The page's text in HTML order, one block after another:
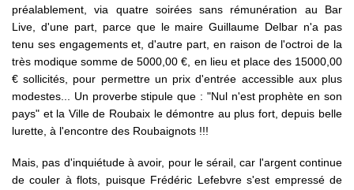
préalablement, via quatre soirées sans rémunération au Bar
Live, d'une part, parce que le maire Guillaume Delbar n'a pas
tenu ses engagements et, d'autre part, en raison de l'octroi de la
très modique somme de 5000,00 €, en lieu et place des 15000,00
€ sollicités, pour permettre un prix d'entrée accessible aux plus
modestes... Un proverbe stipule que : "Nul n'est prophète en son
pays" et la Ville de Roubaix le démontre au plus fort, depuis belle
lurette, à l'encontre des Roubaignots !!!
Mais, pas d'inquiétude à avoir, pour le sérail, car l'argent continue
de couler à flots, puisque Frédéric Lefebvre s'est empressé de